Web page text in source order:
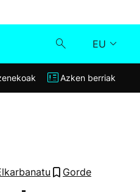
EU
Klisk
Azken berriak
Gorde